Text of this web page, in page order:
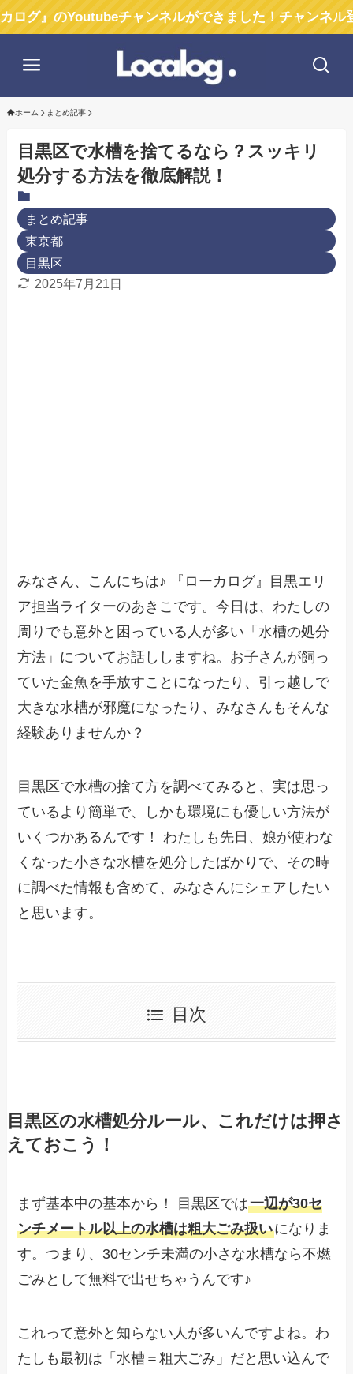
チャンネルができました！チャンネル登録お願
ホーム まとめ記事
目黒区で水槽を捨てるなら？スッキリ
処分する方法を徹底解説！
まとめ記事
東京都
目黒区
2025年7月21日
みなさん、こんにちは♪ 『ローカログ』目黒エリ
ア担当ライターのあきこです。今日は、わたしの
周りでも意外と困っている人が多い「水槽の処分
方法」についてお話ししますね。お子さんが飼っ
ていた金魚を手放すことになったり、引っ越しで
大きな水槽が邪魔になったり、みなさんもそんな
経験ありませんか？
目黒区で水槽の捨て方を調べてみると、実は思っ
ているより簡単で、しかも環境にも優しい方法が
いくつかあるんです！ わたしも先日、娘が使わな
くなった小さな水槽を処分したばかりで、その時
に調べた情報も含めて、みなさんにシェアしたい
と思います。
目次
目黒区の水槽処分ルール、これだけは押さ
えておこう！
まず基本中の基本から！ 目黒区では一辺が30セ
ンチメートル以上の水槽は粗大ごみ扱いになりま
す。つまり、30センチ未満の小さな水槽なら不燃
ごみとして無料で出せちゃうんです♪
これって意外と知らない人が多いんですよね。わ
たしも最初は「水槽＝粗大ごみ」だと思い込んで